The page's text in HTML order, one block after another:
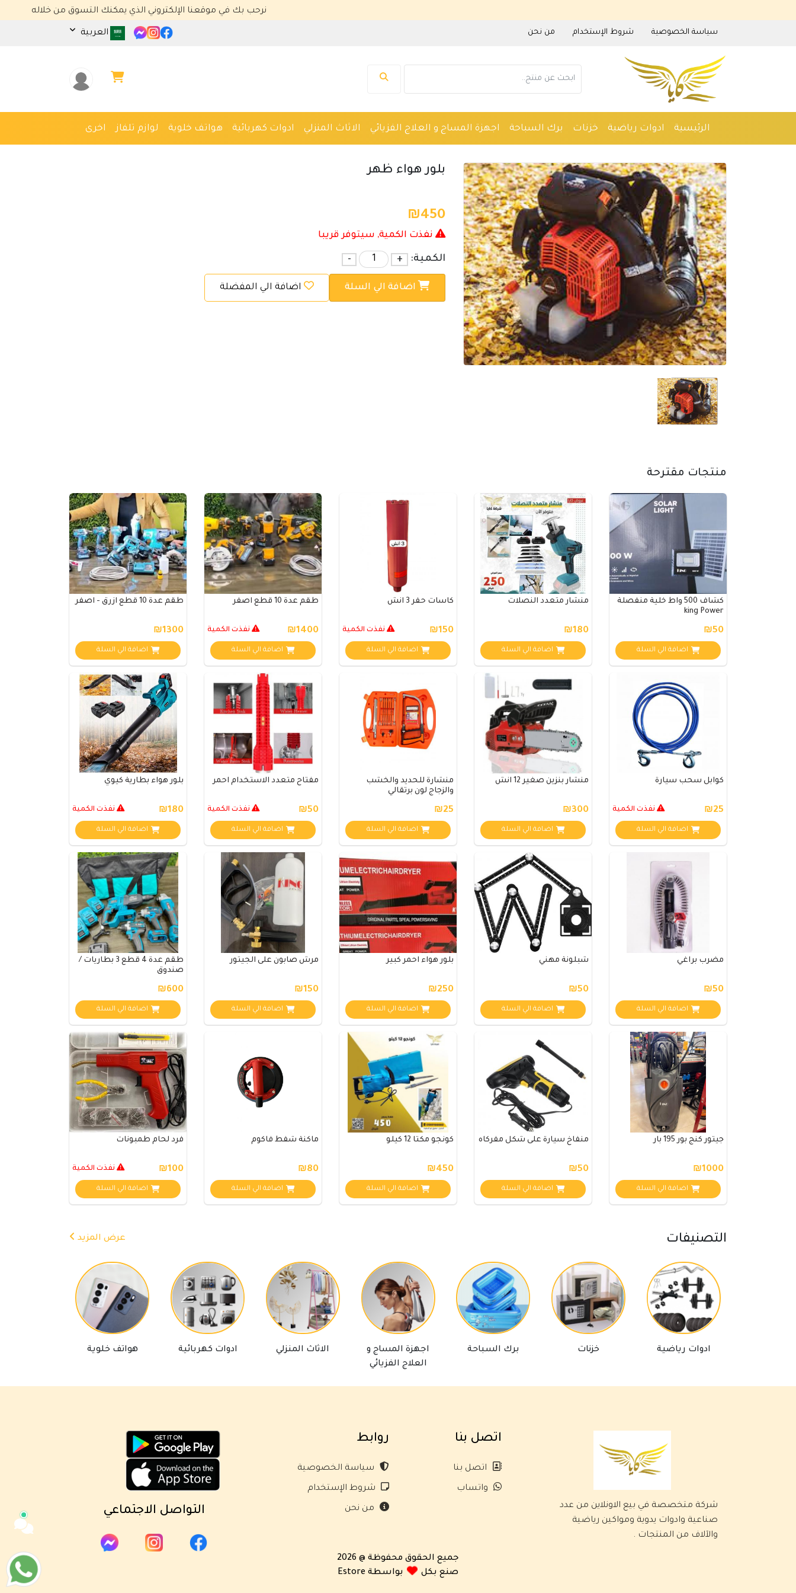
نرحب بك في موقعنا الإلكتروني الذي يمكنك التسوق من خلاله
سياسة الخصوصية شروط الإستخدام من نحن العربية
الرئيسية ادوات رياضية خزنات برك السباحة اجهزة المساج و العلاج الفزيائي الاثاث المنزلي ادوات كهربائية هواتف خلوية لوازم تلفاز اخرى
بلور هواء ظهر
₪450
نفذت الكمية, سيتوفر قريبا
الكمية: +
-
اضافة الي السلة اضافة الي المفضلة
منتجات مقترحة
كشاف 500 واط خلية منفصلة
king Power
₪50
اضافة الي السلة
منشار متعدد النصلات
₪180
اضافة الي السلة
كاسات حفر 3 انش
₪150 نفذت الكمية
اضافة الي السلة
طقم عدة 10 قطع اصفر
₪1400 نفذت الكمية
اضافة الي السلة
طقم عدة 10 قطع ازرق - اصفر
₪1300
اضافة الي السلة
كوابل سحب سيارة
₪25 نفذت الكمية
اضافة الي السلة
منشار بنزين صغير 12 انش
₪300
اضافة الي السلة
منشارة للحديد والخشب
والزجاج لون برتقالي
₪25
اضافة الي السلة
مفتاح متعدد الاستخدام احمر
₪50 نفذت الكمية
اضافة الي السلة
بلور هواء بطارية كيوي
₪180 نفذت الكمية
اضافة الي السلة
مضرب براغي
₪50
اضافة الي السلة
شبلونة مهني
₪50
اضافة الي السلة
بلور هواء احمر كبير
₪250
اضافة الي السلة
مرش صابون على الجيتور
₪150
اضافة الي السلة
طقم عدة 4 قطع 3 بطاريات /
صندوق
₪600
اضافة الي السلة
جيتور كنج بور 195 بار
₪1000
اضافة الي السلة
منفاخ سيارة على شكل مفركاه
₪50
اضافة الي السلة
كونجو مكتا 12 كيلو
₪450
اضافة الي السلة
ماكنة شفط فاكوم
₪80
اضافة الي السلة
فرد لحام طمبونات
₪100 نفذت الكمية
اضافة الي السلة
التصنيفات عرض المزيد
ادوات رياضية برك السباحة
اجهزة المساج و
العلاج الفزيائي
الاثاث المنزلي ادوات كهربائية هواتف خلوية
مساعد كايا للتسويق الإلكتروني
متصل الآن
مرحباً 👋 أنا مساعدك الذكي في كايا
شركة متخصصة في بيع الاونلاين من عدد
صناعية وادوات يدوية ومواكين رياضية
والآلاف من المنتجات .
اتصل بنا
اتصل بنا
واتساب
روابط
سياسة الخصوصية
شروط الإستخدام
من نحن التواصل الاجتماعي
جميع الحقوق محفوظة @ 2026
صنع بكل
بواسطة Estore